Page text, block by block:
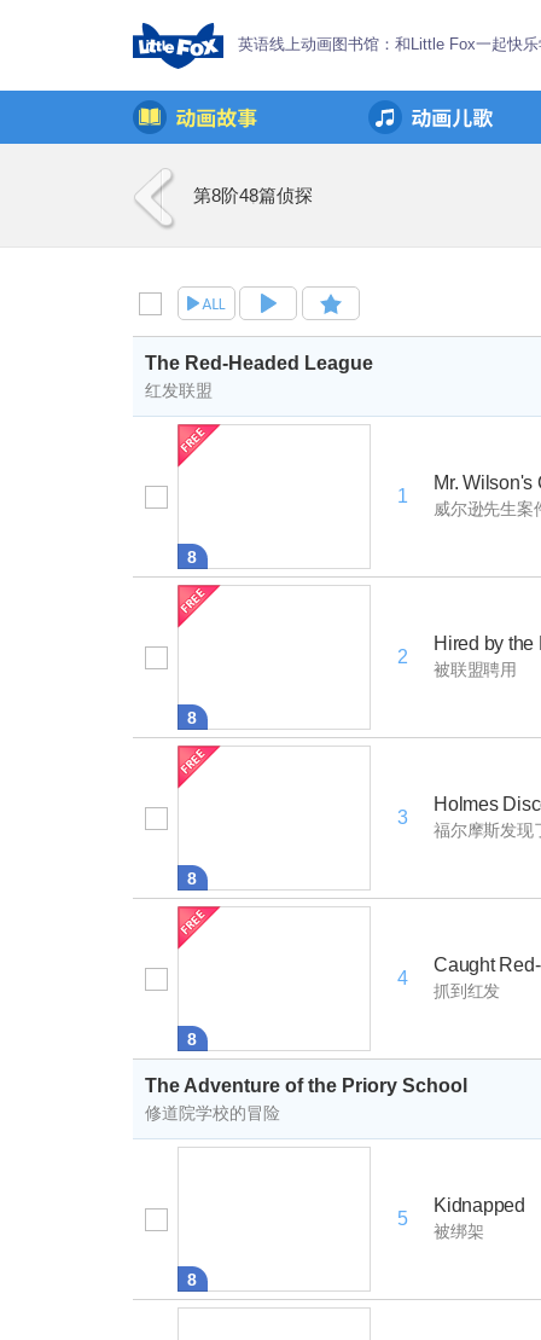
英语线上动画图书馆：和Little Fox一起快
第8阶48篇侦探
The Red-Headed League
红发联盟
8
1
Mr. Wilson's
威尔逊先生案
8
2
Hired by the
被联盟聘用
8
3
Holmes
福尔摩斯发现
8
4
Caught
抓到红发
The Adventure of the Priory School
修道院学校的冒险
8
5
Kidnapped
被绑架